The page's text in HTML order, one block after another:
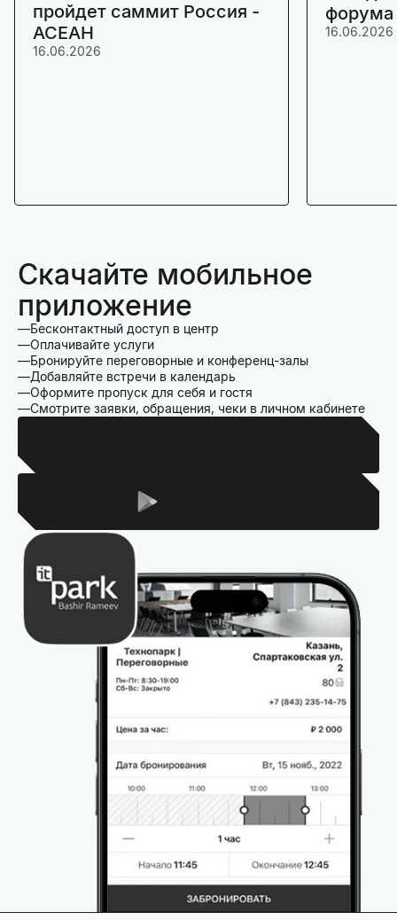
пройдет саммит Россия -
АСЕАН
16.06.2026
16.06.2026
Скачайте мобильное
приложение
Бесконтактный доступ в центр
Оплачивайте услуги
Бронируйте переговорные и конференц-залы
Добавляйте встречи в календарь
Оформите пропуск для себя и гостя
Смотрите заявки, обращения, чеки в личном кабинете